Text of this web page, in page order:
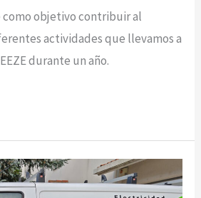
como objetivo contribuir al
actividades que llevamos a
durante un año.